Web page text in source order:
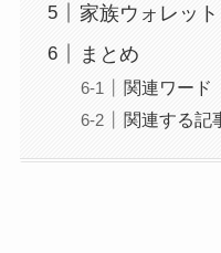
家族ウォレッ
まとめ
関連ワード
関連する記